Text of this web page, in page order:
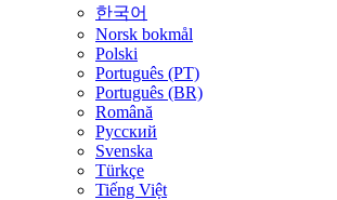
한국어
Norsk bokmål
Polski
Português (PT)
Português (BR)
Română
Русский
Svenska
Türkçe
Tiếng Việt